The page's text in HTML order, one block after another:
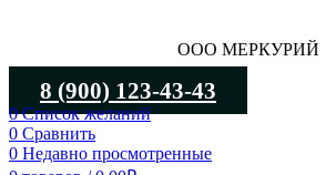
ООО МЕРКУРИЙ
8 (900) 123-43-43
0Список желаний
0 Сравнить
0 Недавно просмотренные